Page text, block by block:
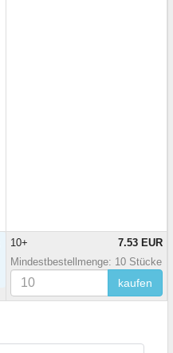
10+
7.53 EUR
Mindestbestellmenge: 10 Stücke
kaufen